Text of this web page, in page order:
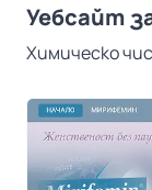
Уебсайт
Химическо